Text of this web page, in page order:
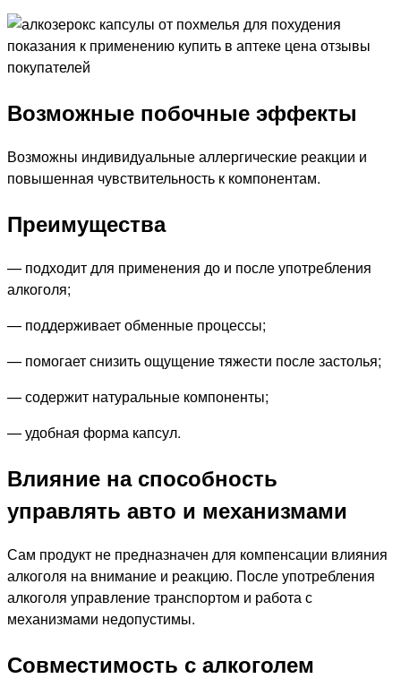
Возможные побочные эффекты
Возможны индивидуальные аллергические реакции и
повышенная чувствительность к компонентам.
Преимущества
— подходит для применения до и после употребления
алкоголя;
— поддерживает обменные процессы;
— помогает снизить ощущение тяжести после застолья;
— содержит натуральные компоненты;
— удобная форма капсул.
Влияние на способность
управлять авто и механизмами
Сам продукт не предназначен для компенсации влияния
алкоголя на внимание и реакцию. После употребления
алкоголя управление транспортом и работа с
механизмами недопустимы.
Совместимость с алкоголем